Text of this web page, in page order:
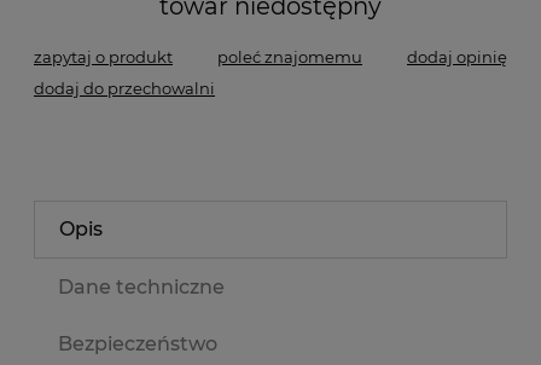
towar niedostępny
zapytaj o produkt poleć znajomemu
dodaj opinię
dodaj do przechowalni
Opis
Dane techniczne
Bezpieczeństwo